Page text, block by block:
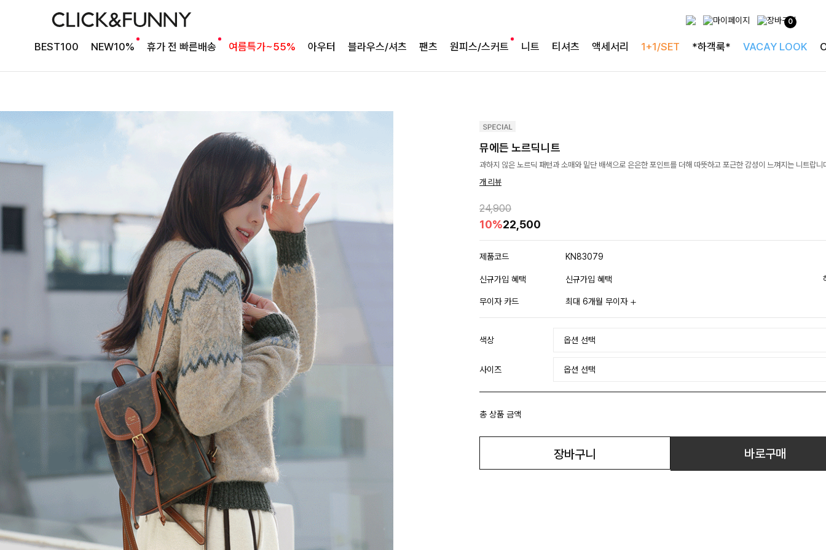
0
BEST100 NEW10% 휴가 전 빠른배송 여름특가~55% 아우터 블라우스/셔츠 팬츠 원피스/스커트 니트 티셔츠 액세서리 1+1/SET *하객룩* VACAY LOOK
뮤에든 노르딕니트
과하지 않은 노르딕 패턴과 소매와 밑단 배색으로 은은한 포인트를 더해 따뜻하고 포근한 감성이 느껴지는 니트랍니
개 리뷰
24,900
10%22,500
제품코드 KN83079
신규가입 혜택 신규가입 혜택
무이자 카드 최대 6개월 무이자
색상
사이즈
총 상품 금액
장바구니 바로구매